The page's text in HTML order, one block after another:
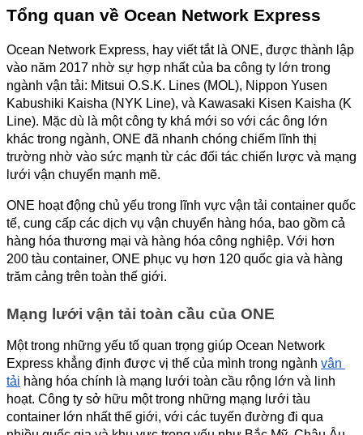
Tổng quan về Ocean Network Express
Ocean Network Express, hay viết tắt là ONE, được thành lập
vào năm 2017 nhờ sự hợp nhất của ba công ty lớn trong
ngành vận tải: Mitsui O.S.K. Lines (MOL), Nippon Yusen
Kabushiki Kaisha (NYK Line), và Kawasaki Kisen Kaisha (K
Line). Mặc dù là một công ty khá mới so với các ông lớn
khác trong ngành, ONE đã nhanh chóng chiếm lĩnh thị
trường nhờ vào sức mạnh từ các đối tác chiến lược và mạng
lưới vận chuyển mạnh mẽ.
ONE hoạt động chủ yếu trong lĩnh vực vận tải container quốc
tế, cung cấp các dịch vụ vận chuyển hàng hóa, bao gồm cả
hàng hóa thương mại và hàng hóa công nghiệp. Với hơn
200 tàu container, ONE phục vụ hơn 120 quốc gia và hàng
trăm cảng trên toàn thế giới.
Mạng lưới vận tải toàn cầu của ONE
Một trong những yếu tố quan trọng giúp Ocean Network
Express khẳng định được vị thế của mình trong ngành vận
tải hàng hóa chính là mạng lưới toàn cầu rộng lớn và linh
hoạt. Công ty sở hữu một trong những mạng lưới tàu
container lớn nhất thế giới, với các tuyến đường đi qua